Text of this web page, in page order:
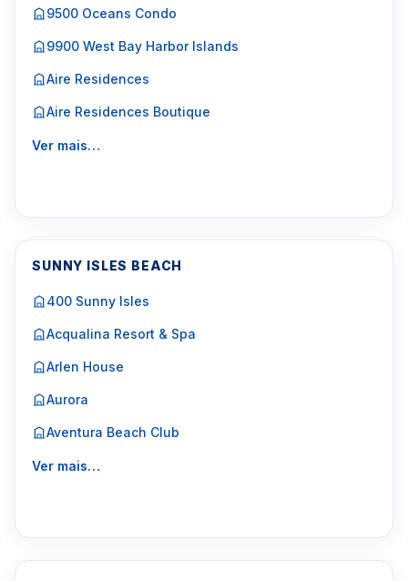
9500 Oceans Condo
9900 West Bay Harbor Islands
Aire Residences
Aire Residences Boutique
Ver mais…
SUNNY ISLES BEACH
400 Sunny Isles
Acqualina Resort & Spa
Arlen House
Aurora
Aventura Beach Club
Ver mais…